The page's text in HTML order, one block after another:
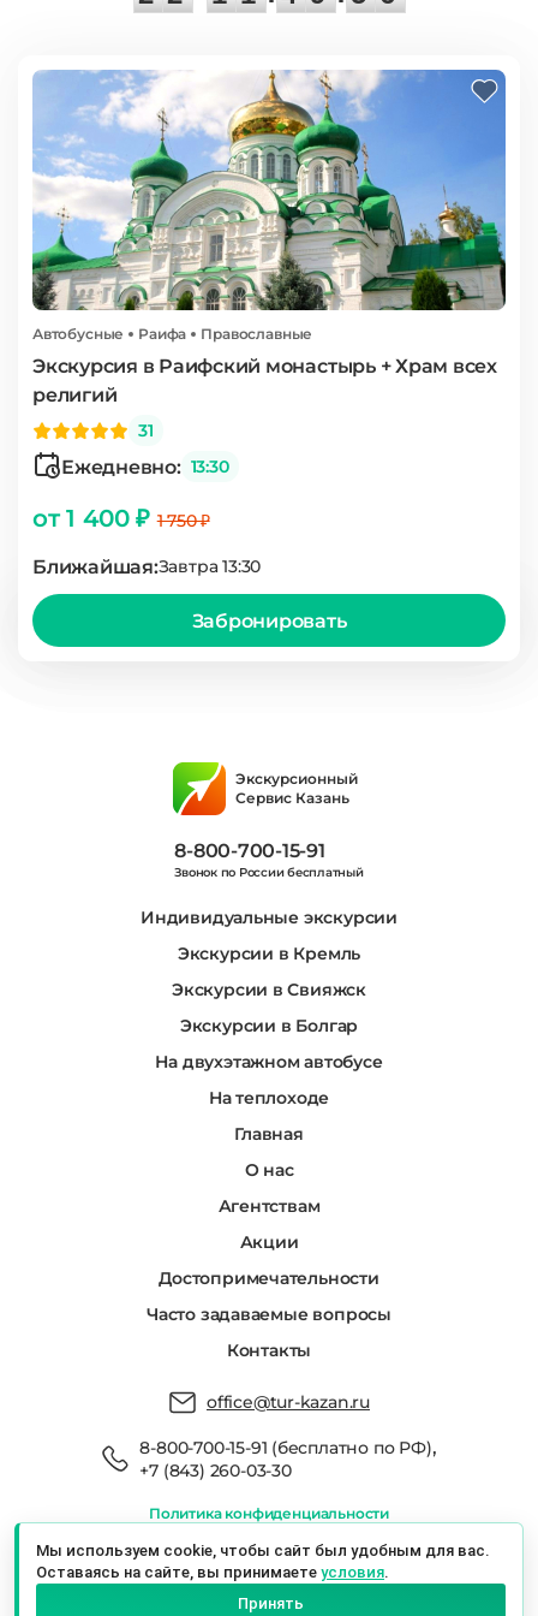
Мы используем cookie, чтобы сайт был удобным для вас.
Оставаясь на сайте, вы принимаете условия.
Принять
Автобусные Раифа Православные
Экскурсия в Раифский монастырь + Храм всех
религий
31
Ежедневно: 13:30
от 1 400 ₽1 750 ₽
Ближайшая:Завтра 13:30
Забронировать
Экскурсионный
Сервис Казань
8-800-700-15-91
Звонок по России бесплатный
Индивидуальные экскурсии
Экскурсии в Кремль
Экскурсии в Свияжск
Экскурсии в Болгар
На двухэтажном автобусе
На теплоходе
Главная
О нас
Агентствам
Акции
Достопримечательности
Часто задаваемые вопросы
Контакты
office@tur-kazan.ru
8-800-700-15-91 (бесплатно по РФ),
+7 (843) 260-03-30
Политика конфиденциальности
Мы в реестре туроператоров РТО 022666
Экскурсионный Сервис Казань © 2026 г.